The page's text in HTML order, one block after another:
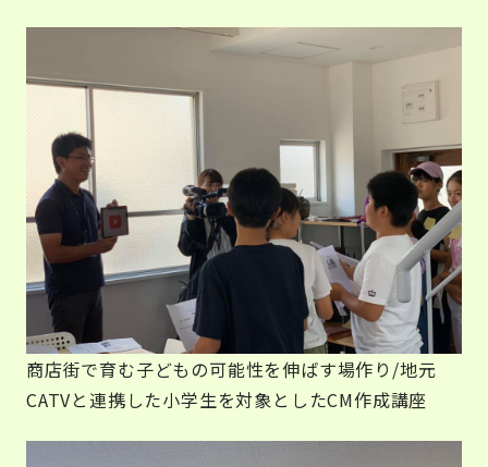
商店街で育む子どもの可能性を伸ばす場作り/地元
CATVと連携した小学生を対象としたCM作成講座